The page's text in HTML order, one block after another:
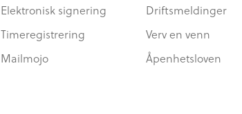
Elektronisk signering
Timeregistrering
Mailmojo
Driftsmeldinger
Verv en venn
Åpenhetsloven